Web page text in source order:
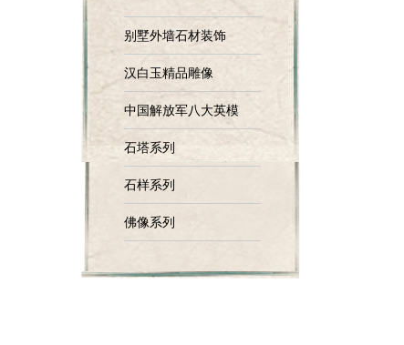
别墅外墙石材装饰
汉白玉精品雕像
中国解放军八大英模
石塔系列
石样系列
佛像系列